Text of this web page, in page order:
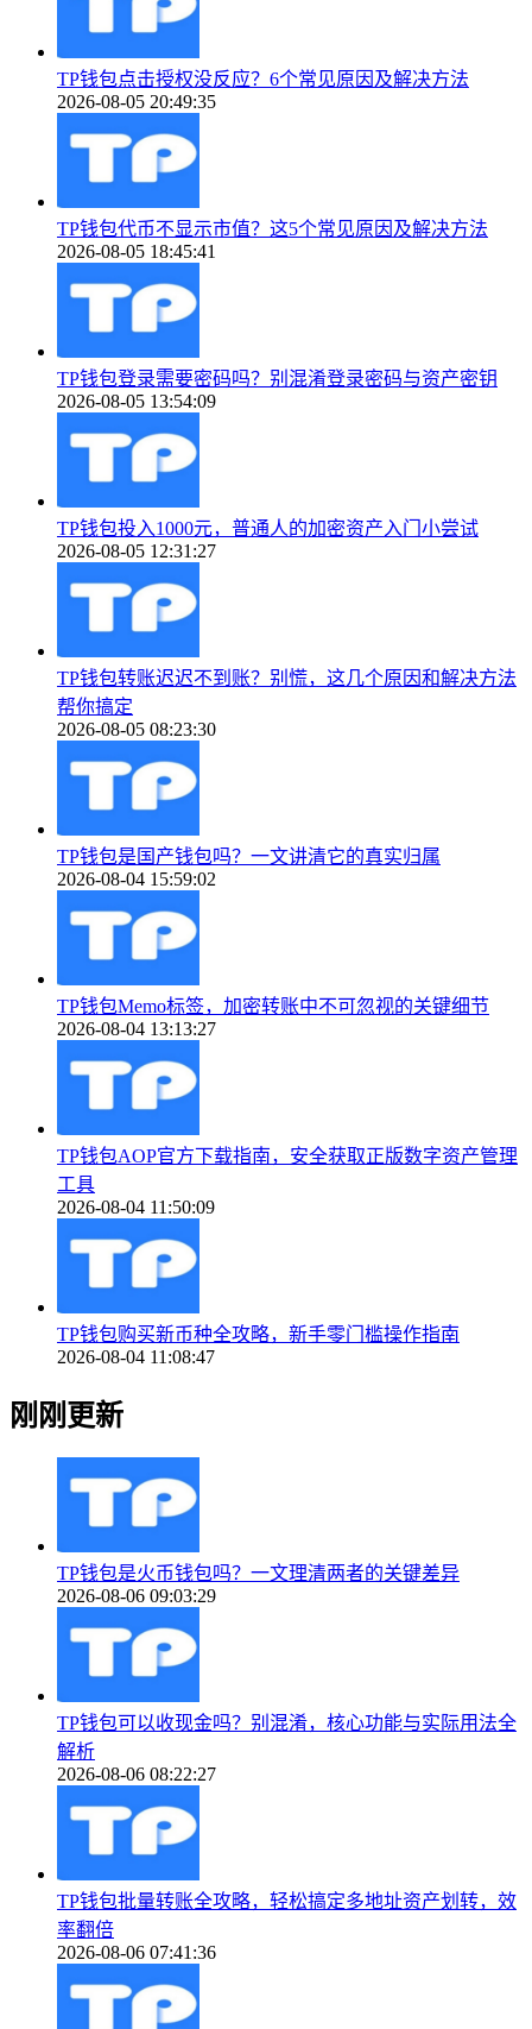
TP钱包点击授权没反应？6个常见原因及解决方法
2026-08-05 20:49:35
TP钱包代币不显示市值？这5个常见原因及解决方法
2026-08-05 18:45:41
TP钱包登录需要密码吗？别混淆登录密码与资产密钥
2026-08-05 13:54:09
TP钱包投入1000元，普通人的加密资产入门小尝试
2026-08-05 12:31:27
TP钱包转账迟迟不到账？别慌，这几个原因和解决方法
帮你搞定
2026-08-05 08:23:30
TP钱包是国产钱包吗？一文讲清它的真实归属
2026-08-04 15:59:02
TP钱包Memo标签，加密转账中不可忽视的关键细节
2026-08-04 13:13:27
TP钱包AOP官方下载指南，安全获取正版数字资产管理
工具
2026-08-04 11:50:09
TP钱包购买新币种全攻略，新手零门槛操作指南
2026-08-04 11:08:47
刚刚更新
TP钱包是火币钱包吗？一文理清两者的关键差异
2026-08-06 09:03:29
TP钱包可以收现金吗？别混淆，核心功能与实际用法全
解析
2026-08-06 08:22:27
TP钱包批量转账全攻略，轻松搞定多地址资产划转，效
率翻倍
2026-08-06 07:41:36